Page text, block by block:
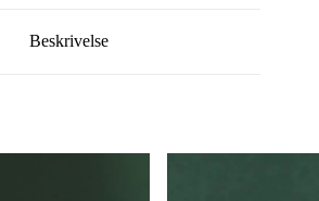
Beskrivelse